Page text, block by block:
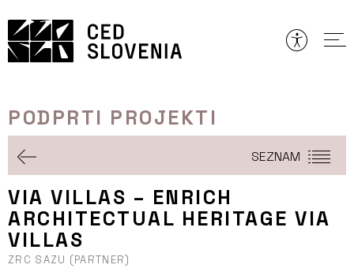
to
vsebine
PODPRTI PROJEKTI
SEZNAM
VIA VILLAS – ENRICH
ARCHITECTUAL HERITAGE VIA
VILLAS
ZRC SAZU (PARTNER)